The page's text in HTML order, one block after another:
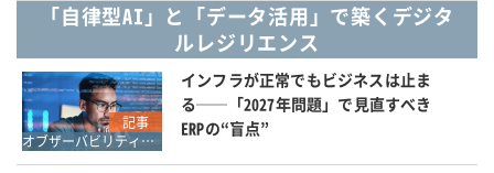
「自律型AI」と「データ活用」で築くデジタ
ルレジリエンス
記事
オブザーバビリティ・APM
インフラが正常でもビジネスは止ま
る──「2027年問題」で見直すべき
ERPの“盲点”